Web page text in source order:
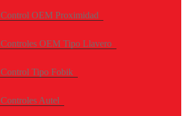
Control OEM Proximidad
Controles OEM Tipo Llavero
Control Tipo Fobik
Controles Autel